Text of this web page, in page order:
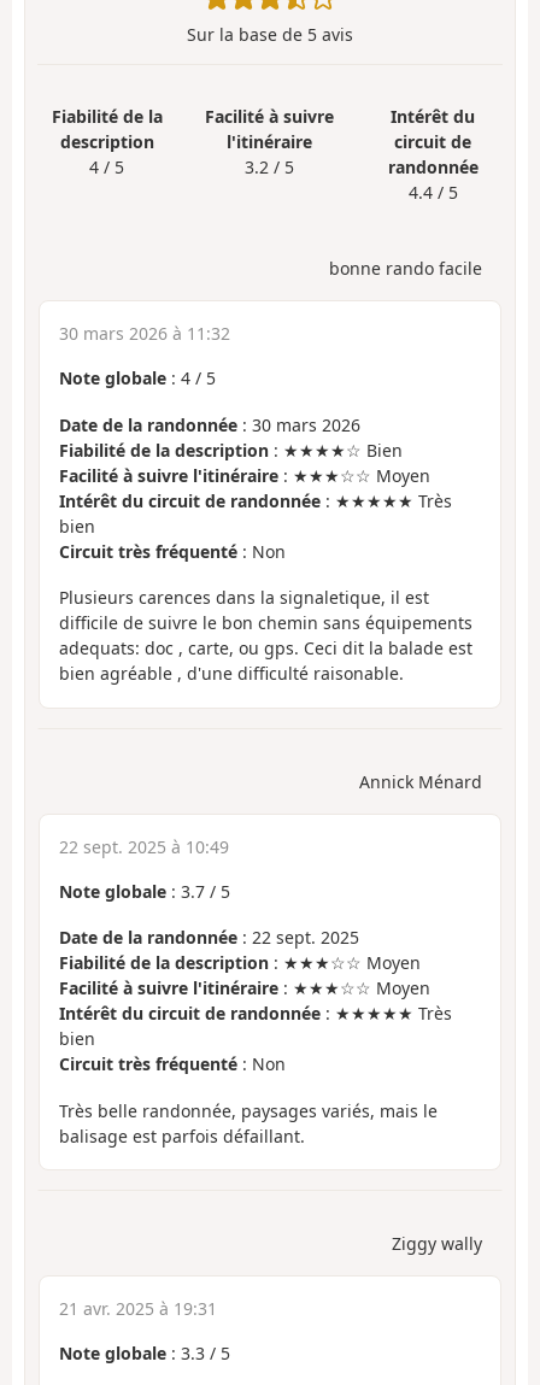
Sur la base de 5 avis
Fiabilité de la
description
4 / 5
Facilité à suivre
l'itinéraire
3.2 / 5
Intérêt du
circuit de
randonnée
4.4 / 5
bonne rando facile
30 mars 2026 à 11:32
Note globale : 4 / 5
Date de la randonnée : 30 mars 2026
Fiabilité de la description : ★★★★☆ Bien
Facilité à suivre l'itinéraire : ★★★☆☆ Moyen
Intérêt du circuit de randonnée : ★★★★★ Très
bien
Circuit très fréquenté : Non
Plusieurs carences dans la signaletique, il est
difficile de suivre le bon chemin sans équipements
adequats: doc , carte, ou gps. Ceci dit la balade est
bien agréable , d'une difficulté raisonable.
Annick Ménard
22 sept. 2025 à 10:49
Note globale : 3.7 / 5
Date de la randonnée : 22 sept. 2025
Fiabilité de la description : ★★★☆☆ Moyen
Facilité à suivre l'itinéraire : ★★★☆☆ Moyen
Intérêt du circuit de randonnée : ★★★★★ Très
bien
Circuit très fréquenté : Non
Très belle randonnée, paysages variés, mais le
balisage est parfois défaillant.
Ziggy wally
21 avr. 2025 à 19:31
Note globale : 3.3 / 5